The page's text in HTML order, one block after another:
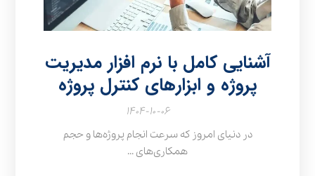
آشنایی کامل با نرم‌ افزار مدیریت
پروژه و ابزارهای کنترل پروژه
۱۴۰۴-۱۰-۰۶
در دنیای امروز که سرعت انجام پروژه‌ها و حجم
همکاری‌های ...